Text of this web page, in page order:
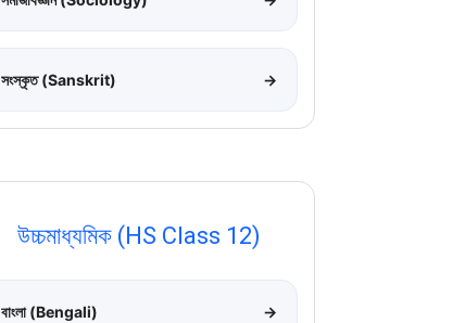
সংস্কৃত (Sanskrit) →
উচ্চমাধ্যমিক (HS Class 12)
বাংলা (Bengali) →